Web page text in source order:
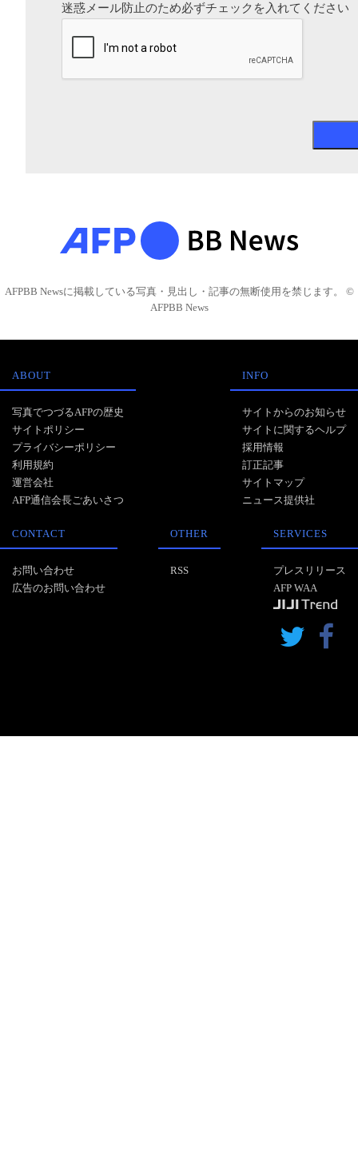
迷惑メール防止のため必ずチェックを入れてください
AFPBB Newsに掲載している写真・見出し・記事の無断使用を禁じます。 ©
AFPBB News
ABOUT
写真でつづるAFPの歴史
サイトポリシー
プライバシーポリシー
利用規約
運営会社
AFP通信会長ごあいさつ
INFO
サイトからのお知らせ
サイトに関するヘルプ
採用情報
訂正記事
サイトマップ
ニュース提供社
CONTACT
お問い合わせ
広告のお問い合わせ
OTHER
RSS
SERVICES
プレスリリース
AFP WAA